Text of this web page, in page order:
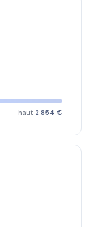
haut 2 854 €